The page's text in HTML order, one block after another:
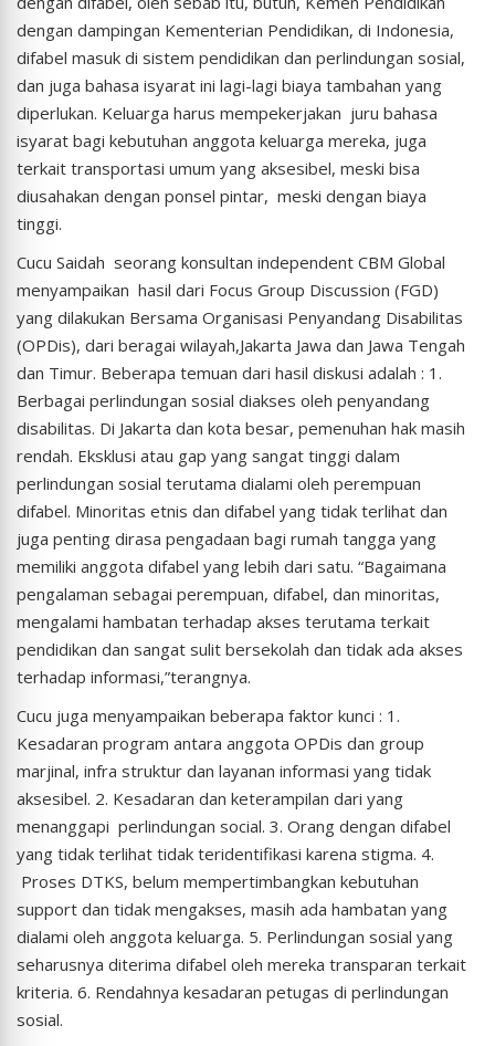
dengan dampingan Kementerian Pendidikan, di Indonesia,
difabel masuk di sistem pendidikan dan perlindungan sosial,
dan juga bahasa isyarat ini lagi-lagi biaya tambahan yang
diperlukan. Keluarga harus mempekerjakan juru bahasa
isyarat bagi kebutuhan anggota keluarga mereka, juga
terkait transportasi umum yang aksesibel, meski bisa
diusahakan dengan ponsel pintar, meski dengan biaya
tinggi.
Cucu Saidah seorang konsultan independent CBM Global
menyampaikan hasil dari Focus Group Discussion (FGD)
yang dilakukan Bersama Organisasi Penyandang Disabilitas
(OPDis), dari beragai wilayah,Jakarta Jawa dan Jawa Tengah
dan Timur. Beberapa temuan dari hasil diskusi adalah : 1.
Berbagai perlindungan sosial diakses oleh penyandang
disabilitas. Di Jakarta dan kota besar, pemenuhan hak masih
rendah. Eksklusi atau gap yang sangat tinggi dalam
perlindungan sosial terutama dialami oleh perempuan
difabel. Minoritas etnis dan difabel yang tidak terlihat dan
juga penting dirasa pengadaan bagi rumah tangga yang
memiliki anggota difabel yang lebih dari satu. “Bagaimana
pengalaman sebagai perempuan, difabel, dan minoritas,
mengalami hambatan terhadap akses terutama terkait
pendidikan dan sangat sulit bersekolah dan tidak ada akses
terhadap informasi,”terangnya.
Cucu juga menyampaikan beberapa faktor kunci : 1.
Kesadaran program antara anggota OPDis dan group
marjinal, infra struktur dan layanan informasi yang tidak
aksesibel. 2. Kesadaran dan keterampilan dari yang
menanggapi perlindungan social. 3. Orang dengan difabel
yang tidak terlihat tidak teridentifikasi karena stigma. 4.
Proses DTKS, belum mempertimbangkan kebutuhan
support dan tidak mengakses, masih ada hambatan yang
dialami oleh anggota keluarga. 5. Perlindungan sosial yang
seharusnya diterima difabel oleh mereka transparan terkait
kriteria. 6. Rendahnya kesadaran petugas di perlindungan
sosial.